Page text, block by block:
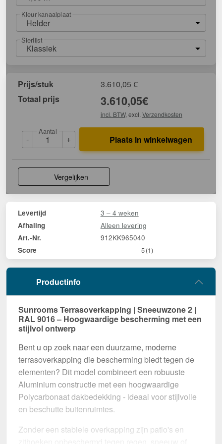
Kleur kanaalplaat
Helder
Sierlijst
Klassiek
Prijs/stuk 3.610,05 €
Totaal prijs
3.610,05€
incl. BTW, excl. Verzendkosten
-
Aantal
+ Plaats in winkelwagen
Vergelijken
Levertijd 3 – 4 weken
Afhaling Alleen levering
Art.-Nr. 912KK965040
Score 5(1)
Productinfo
Sunrooms Terrasoverkapping | Sneeuwzone 2 |
RAL 9016 – Hoogwaardige bescherming met een
stijlvol ontwerp
Bent u op zoek naar een duurzame, moderne
terrasoverkapping die bescherming biedt tegen de
elementen? Dit model combineert een robuuste
Aluminium constructie met een hoogwaardige
Polycarbonaat dakbedekking - ideaal voor stijlvolle
en beschutte buitenruimtes.
Zonder een stabiele overkapping zijn patio's en